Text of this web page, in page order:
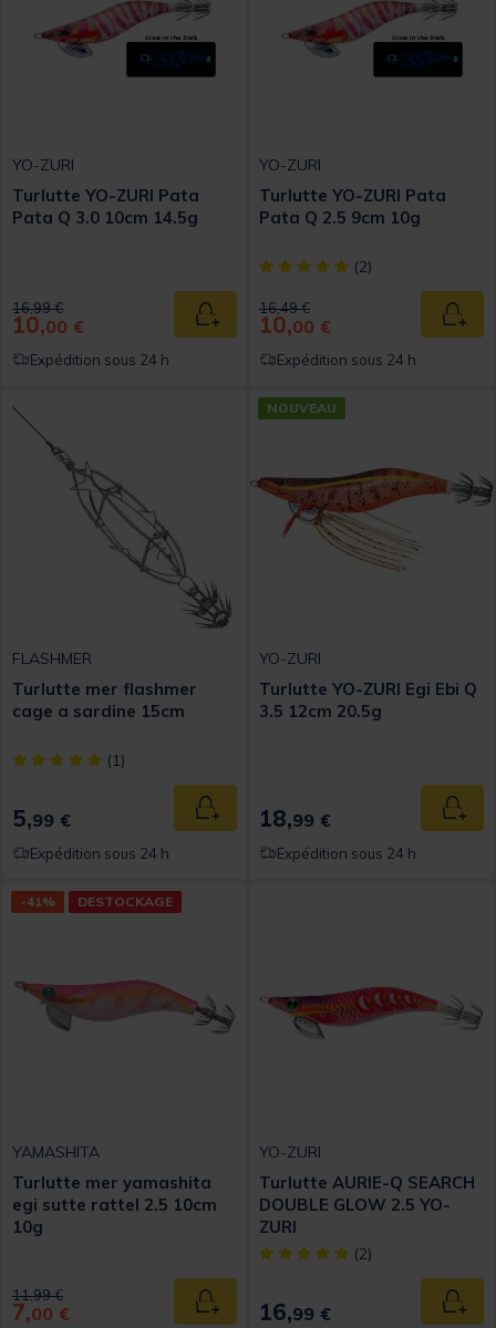
YO-ZURI
Turlutte YO-ZURI Pata
Pata Q 3.0 10cm 14.5g
Price reduced from
16,99 €to
10,00 € Ajouter au panier
Expédition sous 24 h
YO-ZURI
Turlutte YO-ZURI Pata
Pata Q 2.5 9cm 10g
[object Object] out of 5
(2)
Price reduced from
16,49 €to
10,00 €
Expédition sous 24 h
FLASHMER
Turlutte mer flashmer
cage a sardine 15cm
[object Object] out of 5 Customer Rating
(1)
5,99 € Ajouter au panier
Expédition sous 24 h
NOUVEAU
YO-ZURI
Turlutte YO-ZURI Egi Ebi Q
3.5 12cm 20.5g
18,99 €
Expédition sous 24 h
-41% DESTOCKAGE
YAMASHITA
Turlutte mer yamashita
egi sutte rattel 2.5 10cm
10g
Price reduced from
11,99 €to
7,00 € Ajouter au panier
YO-ZURI
Turlutte AURIE-Q SEARCH
DOUBLE GLOW 2.5 YO-
ZURI
[object Object] out of 5
(2)
16,99 €